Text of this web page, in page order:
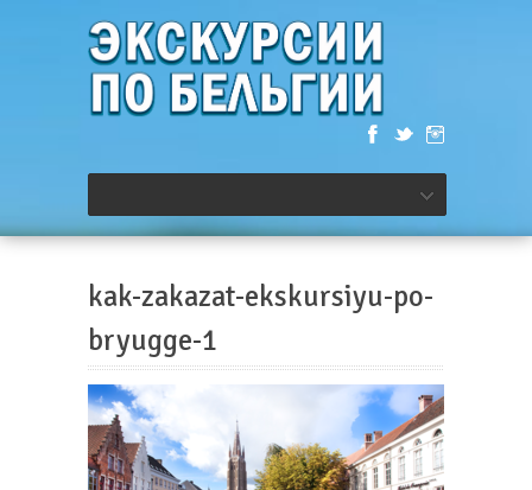
kak-zakazat-ekskursiyu-po-
bryugge-1